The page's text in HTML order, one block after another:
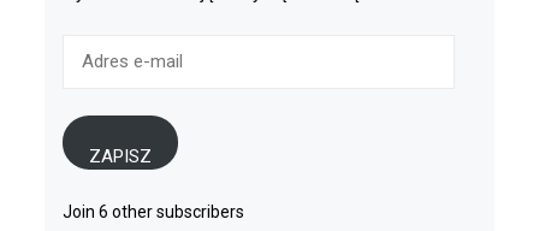
ZAPISZ
Join 6 other subscribers